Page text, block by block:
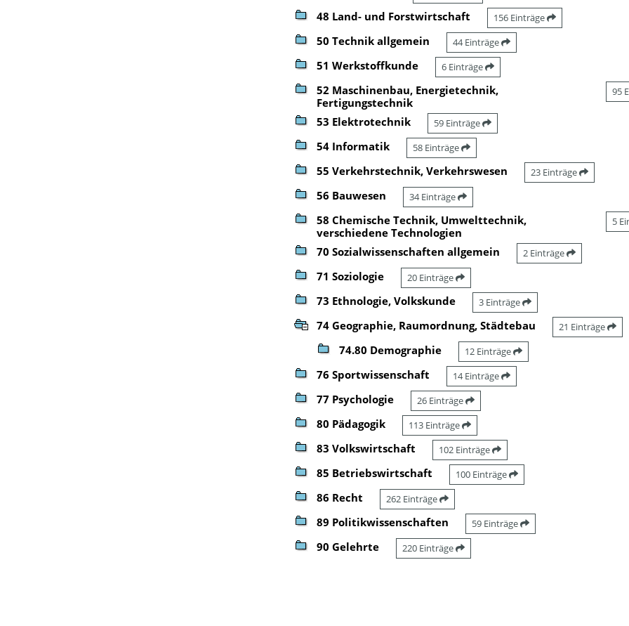
48 Land- und Forstwirtschaft 156 Einträge
50 Technik allgemein 44 Einträge
51 Werkstoffkunde 6 Einträge
52 Maschinenbau, Energietechnik,
Fertigungstechnik
95
53 Elektrotechnik 59 Einträge
54 Informatik 58 Einträge
55 Verkehrstechnik, Verkehrswesen 23 Einträge
56 Bauwesen 34 Einträge
58 Chemische Technik, Umwelttechnik,
verschiedene Technologien
5
70 Sozialwissenschaften allgemein 2 Einträge
71 Soziologie 20 Einträge
73 Ethnologie, Volkskunde 3 Einträge
74 Geographie, Raumordnung, Städtebau 21 Einträge
74.80 Demographie 12 Einträge
76 Sportwissenschaft 14 Einträge
77 Psychologie 26 Einträge
80 Pädagogik 113 Einträge
83 Volkswirtschaft 102 Einträge
85 Betriebswirtschaft 100 Einträge
86 Recht 262 Einträge
89 Politikwissenschaften 59 Einträge
90 Gelehrte 220 Einträge